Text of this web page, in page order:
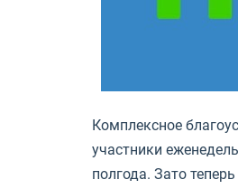
Комплексное
участники
полгода. Зато